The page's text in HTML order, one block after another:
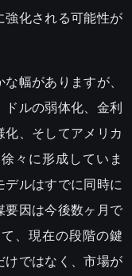
化される可能性が
幅がありますが、
ドルの弱体化、金利
、そしてアメリカ
々に形成していま
ルはすでに同時に
因は今後数ヶ月で
、現在の段階の鍵
けではなく、市場が